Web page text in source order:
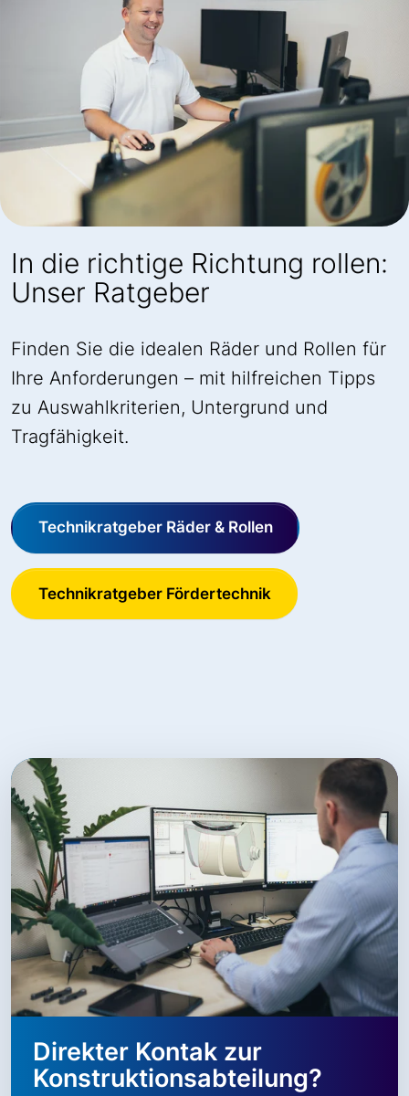
In die richtige Richtung rollen:
Unser Ratgeber
Finden Sie die idealen Räder und Rollen für
Ihre Anforderungen – mit hilfreichen Tipps
zu Auswahlkriterien, Untergrund und
Tragfähigkeit.
Technikratgeber Räder & Rollen
Technikratgeber Fördertechnik
Direkter Kontak zur
Konstruktionsabteilung?